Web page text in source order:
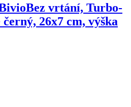
Bez vrtání, Turbo-
26x7 cm, výška